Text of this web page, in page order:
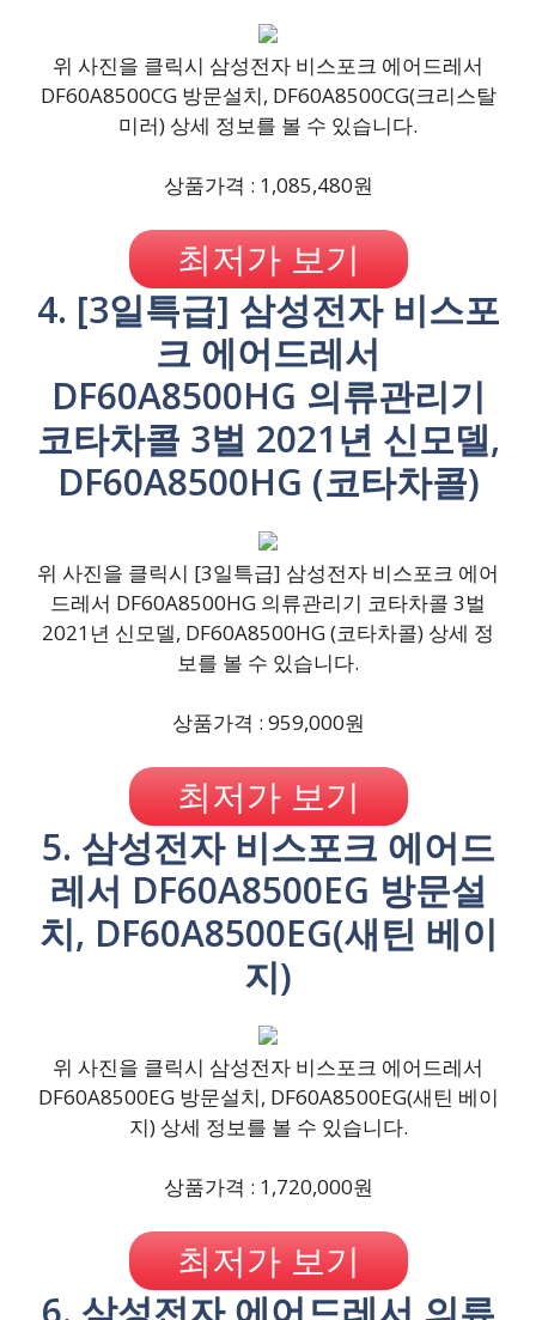
위 사진을 클릭시 삼성전자 비스포크 에어드레서
DF60A8500CG 방문설치, DF60A8500CG(크리스탈
미러) 상세 정보를 볼 수 있습니다.
상품가격 : 1,085,480원
최저가 보기
4. [3일특급] 삼성전자 비스포
크 에어드레서
DF60A8500HG 의류관리기
코타차콜 3벌 2021년 신모델,
DF60A8500HG (코타차콜)
위 사진을 클릭시 [3일특급] 삼성전자 비스포크 에어
드레서 DF60A8500HG 의류관리기 코타차콜 3벌
2021년 신모델, DF60A8500HG (코타차콜) 상세 정
보를 볼 수 있습니다.
상품가격 : 959,000원
최저가 보기
5. 삼성전자 비스포크 에어드
레서 DF60A8500EG 방문설
치, DF60A8500EG(새틴 베이
지)
위 사진을 클릭시 삼성전자 비스포크 에어드레서
DF60A8500EG 방문설치, DF60A8500EG(새틴 베이
지) 상세 정보를 볼 수 있습니다.
상품가격 : 1,720,000원
최저가 보기